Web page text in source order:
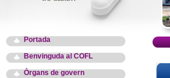
Portada
Benvinguda al COFL
Òrgans de govern